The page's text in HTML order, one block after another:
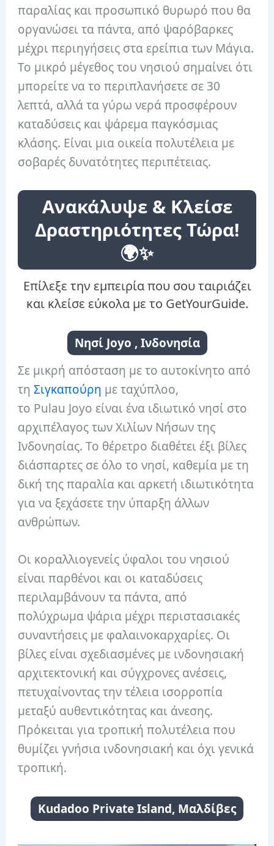
παραλίας και προσωπικό θυρωρό που θα
οργανώσει τα πάντα, από ψαρόβαρκες
μέχρι περιηγήσεις στα ερείπια των Μάγια.
Το μικρό μέγεθος του νησιού σημαίνει ότι
μπορείτε να το περιπλανήσετε σε 30
λεπτά, αλλά τα γύρω νερά προσφέρουν
καταδύσεις και ψάρεμα παγκόσμιας
κλάσης. Είναι μια οικεία πολυτέλεια με
σοβαρές δυνατότητες περιπέτειας.
Ανακάλυψε & Κλείσε
Δραστηριότητες Τώρα!
🌍✨
Επίλεξε την εμπειρία που σου ταιριάζει
και κλείσε εύκολα με το GetYourGuide.
Νησί Joyo , Ινδονησία
Σε μικρή απόσταση με το αυτοκίνητο από
τηΣιγκαπούρη με ταχύπλοο,
το Pulau Joyo είναι ένα ιδιωτικό νησί στο
αρχιπέλαγος των Χιλίων Νήσων της
Ινδονησίας. Το θέρετρο διαθέτει έξι βίλες
διάσπαρτες σε όλο το νησί, καθεμία με τη
δική της παραλία και αρκετή ιδιωτικότητα
για να ξεχάσετε την ύπαρξη άλλων
ανθρώπων.
Οι κοραλλιογενείς ύφαλοι του νησιού
είναι παρθένοι και οι καταδύσεις
περιλαμβάνουν τα πάντα, από
πολύχρωμα ψάρια μέχρι περιστασιακές
συναντήσεις με φαλαινοκαρχαρίες. Οι
βίλες είναι σχεδιασμένες με ινδονησιακή
αρχιτεκτονική και σύγχρονες ανέσεις,
πετυχαίνοντας την τέλεια ισορροπία
μεταξύ αυθεντικότητας και άνεσης.
Πρόκειται για τροπική πολυτέλεια που
θυμίζει γνήσια ινδονησιακή και όχι γενικά
τροπική.
Kudadoo Private Island, Μαλδίβες